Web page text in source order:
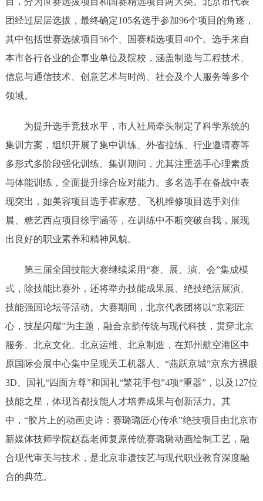
团经过层层选拔，最终确定105名选手参加96个项目的角逐，
其中包括世赛选拔项目56个、国赛精选项目40个。选手来自
本市各行各业的企事业单位及院校，涵盖制造与工程技术、
信息与通信技术、创意艺术与时尚、社会及个人服务等多个
领域。
为提升选手竞技水平，市人社局牵头制定了科学系统的
集训方案，组织开展了集中训练、外省拉练、行业邀请赛等
多形式多阶段强化训练。集训期间，尤其注重选手心理素质
与体能训练，全面提升综合应对能力。多名选手在备战中表
现突出，如美容项目选手崔家慈、飞机维修项目选手刘佳
晨、糖艺西点项目徐宇涵等，在训练中不断突破自我，展现
出良好的职业素养和精神风貌。
第三届全国技能大赛继续采用“赛、展、演、会”集成模
式，除技能比赛外，还将举办技能成果展、绝技绝活展演、
技能强国论坛等活动。大赛期间，北京代表团将以“京彩匠
心，技星闪耀”为主题，融合京韵传统与现代科技，贯穿北京
服务、北京文化、北京运维、北京制造，在郑州航空港区中
原国际会展中心集中呈现天工机器人、“燕跃京城”京东方裸眼
3D、国礼“四面方尊”和国礼“繁花手包”4项“重器”，以及127位
技能之星，体现首都技能人才培养成果与创新活力。其
中，“胶片上的动画史诗：赛璐璐匠心传承”绝技项目由北京市
新媒体技师学院赵磊老师复原传统赛璐璐动画绘制工艺，融
合现代审美与技术，是北京非遗技艺与现代职业教育深度融
合的典范。